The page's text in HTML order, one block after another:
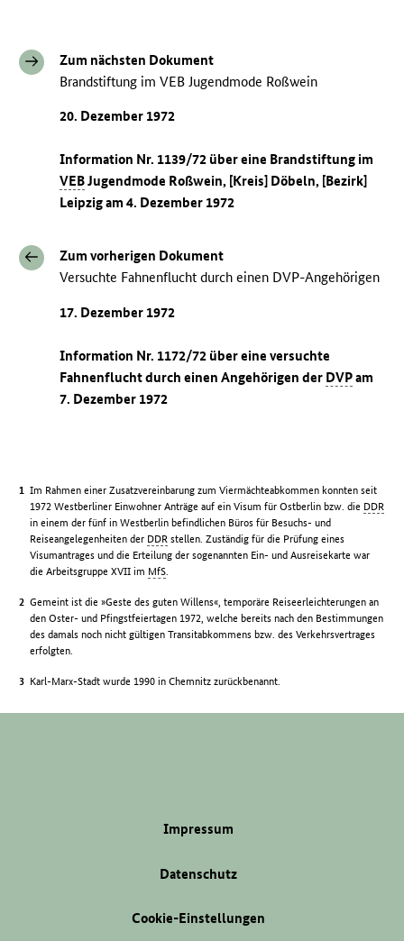
Zum nächsten Dokument
Brandstiftung im VEB Jugendmode Roßwein
20. Dezember 1972
Information Nr. 1139/72 über eine Brandstiftung im
VEBJugendmode Roßwein, [Kreis] Döbeln, [Bezirk]
Leipzig am 4. Dezember 1972
Zum vorherigen Dokument
Versuchte Fahnenflucht durch einen DVP-Angehörigen
17. Dezember 1972
Information Nr. 1172/72 über eine versuchte
Fahnenflucht durch einen Angehörigen der DVPam
7. Dezember 1972
Im Rahmen einer Zusatzvereinbarung zum Viermächteabkommen konnten seit
1972 Westberliner Einwohner Anträge auf ein Visum für Ostberlin bzw. die DDR
in einem der fünf in Westberlin befindlichen Büros für Besuchs- und
Reiseangelegenheiten der DDR stellen. Zuständig für die Prüfung eines
Visumantrages und die Erteilung der sogenannten Ein- und Ausreisekarte war
die Arbeitsgruppe XVII im MfS
Gemeint ist die »Geste des guten Willens«, temporäre Reiseerleichterungen an
den Oster- und Pfingstfeiertagen 1972, welche bereits nach den Bestimmungen
des damals noch nicht gültigen Transitabkommens bzw. des Verkehrsvertrages
erfolgten.
Karl-Marx-Stadt wurde 1990 in Chemnitz zurückbenannt.
Impressum
Datenschutz
Cookie-Einstellungen